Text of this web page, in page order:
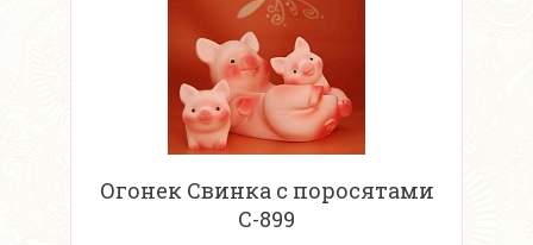
Огонек Свинка с поросятами
С-899